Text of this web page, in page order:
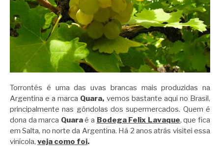
Torrontés é uma das uvas brancas mais produzidas na
Argentina e a marca Quara, vemos bastante aqui no Brasil,
principalmente nas gôndolas dos supermercados. Quem é
dona da marca Quaraé a Bodega Felix Lavaque, que fica
em Salta, no norte da Argentina. Há 2 anos atrás visitei essa
vinícola, veja como foi.